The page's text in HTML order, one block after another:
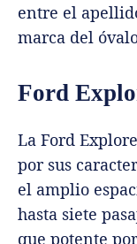
entre el
marca del
Ford
La Ford
por sus
el amplio
hasta siete
que potente